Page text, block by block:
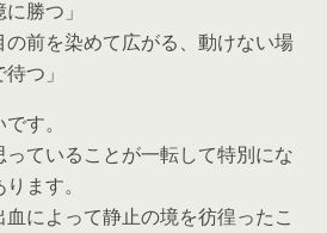
勝つ」
の前を染めて広がる、動けない場
つ」
す。
ていることが一転して特別にな
ます。
によって静止の境を彷徨ったこ